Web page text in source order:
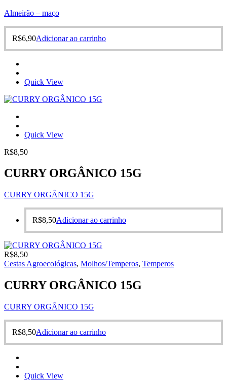
Almeirão – maço
R$6,90Adicionar ao carrinho
Quick View
Quick View
R$8,50
CURRY ORGÂNICO 15G
CURRY ORGÂNICO 15G
R$8,50Adicionar ao carrinho
R$8,50
Cestas Agroecológicas, Molhos/Temperos, Temperos
CURRY ORGÂNICO 15G
CURRY ORGÂNICO 15G
R$8,50Adicionar ao carrinho
Quick View